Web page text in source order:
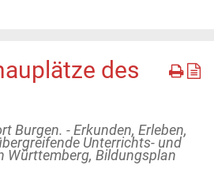
des
Burgen. - Erkunden, Erleben,
Unterrichts- und
Württemberg, Bildungsplan